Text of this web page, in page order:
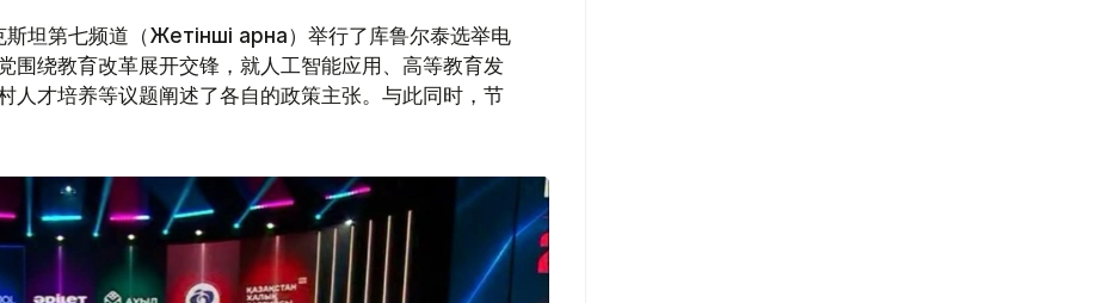
斯坦第七频道（Жетінші арна）举行了库鲁尔泰选举电
围绕教育改革展开交锋，就人工智能应用、高等教育发
人才培养等议题阐述了各自的政策主张。与此同时，节